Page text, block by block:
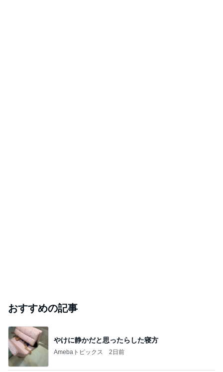
おすすめの記事
やけに静かだと思ったらした寝方
Amebaトピックス 2日前